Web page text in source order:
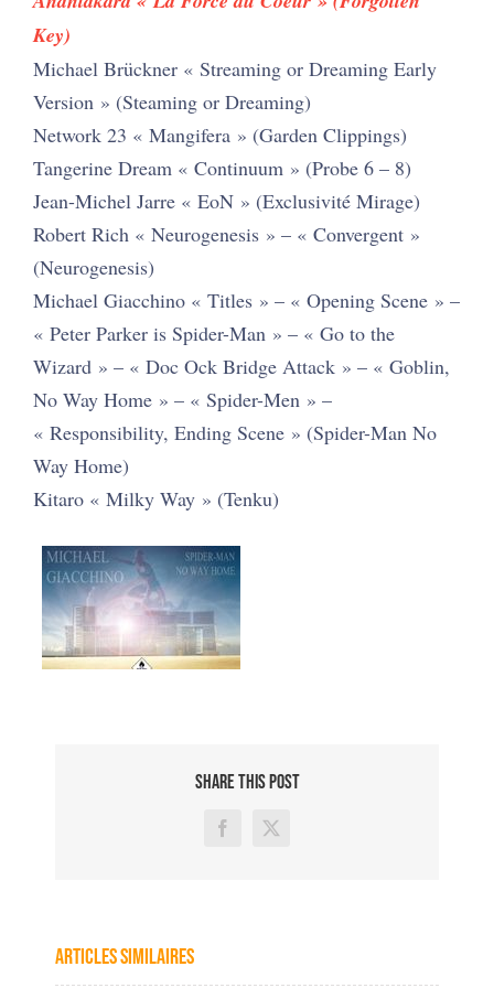
Key)
Michael Brückner « Streaming or Dreaming Early
Version » (Steaming or Dreaming)
Network 23 « Mangifera » (Garden Clippings)
Tangerine Dream « Continuum » (Probe 6 – 8)
Jean-Michel Jarre « EoN » (Exclusivité Mirage)
Robert Rich « Neurogenesis » – « Convergent »
(Neurogenesis)
Michael Giacchino « Titles » – « Opening Scene » –
« Peter Parker is Spider-Man » – « Go to the
Wizard » – « Doc Ock Bridge Attack » – « Goblin,
No Way Home » – « Spider-Men » –
« Responsibility, Ending Scene » (Spider-Man No
Way Home)
Kitaro « Milky Way » (Tenku)
SHARE THIS POST
Facebook
X
Articles similaires